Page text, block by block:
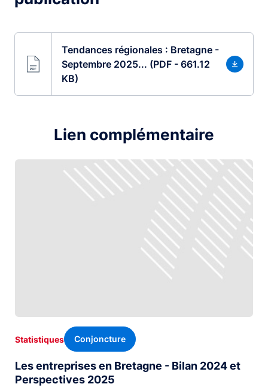
Tendances régionales : Bretagne -
Septembre 2025... (PDF - 661.12
KB)
Lien complémentaire
Les entreprises en Bretagne - Bilan 2024 et
Perspectives 2025
Statistiques Conjoncture